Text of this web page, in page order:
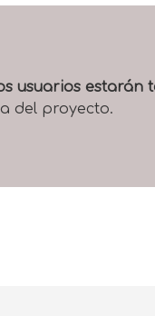
usuarios estarán
del proyecto.